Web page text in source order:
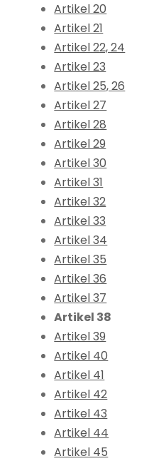
Artikel 20
Artikel 21
Artikel 22, 24
Artikel 23
Artikel 25, 26
Artikel 27
Artikel 28
Artikel 29
Artikel 30
Artikel 31
Artikel 32
Artikel 33
Artikel 34
Artikel 35
Artikel 36
Artikel 37
Artikel 38
Artikel 39
Artikel 40
Artikel 41
Artikel 42
Artikel 43
Artikel 44
Artikel 45